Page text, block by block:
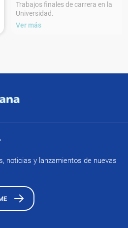
Trabajos finales de carrera en la
Universidad.
Ver más
noticias y lanzamientos de nuevas